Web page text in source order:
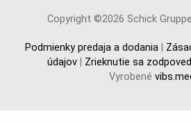
Copyright ©2026 Schick
Podmienky predaja a dodania|
údajov | Zrieknutie sa
Vyrobené